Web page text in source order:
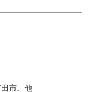
市、他